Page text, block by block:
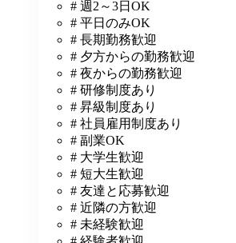
# 週2～3日OK
# 平日のみOK
# 長期勤務歓迎
# 夕方からの勤務歓迎
# 夜からの勤務歓迎
# 研修制度あり
# 昇級制度あり
# 社員雇用制度あり
# 副業OK
# 大学生歓迎
# 短大生歓迎
# 友達と応募歓迎
# 近隣の方歓迎
# 未経験歓迎